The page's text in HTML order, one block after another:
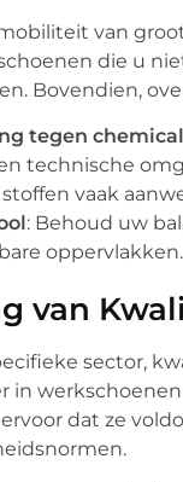
van
die u
Bovendien,
tegen
technische
vaak
: Behoud uw
oppervlakken.
van
sector,
in
dat ze